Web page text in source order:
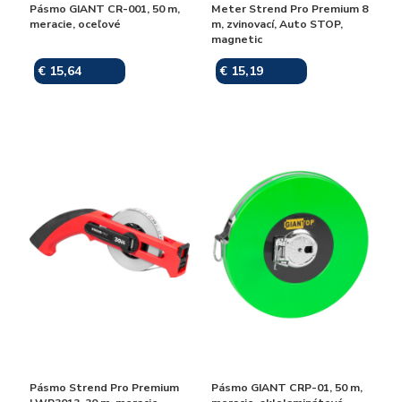
Pásmo GIANT CR-001, 50 m,
meracie, oceľové
€ 15,64
Meter Strend Pro Premium 8
m, zvinovací, Auto STOP,
magnetic
€ 15,19
Pásmo Strend Pro Premium
Pásmo GIANT CRP-01, 50 m,